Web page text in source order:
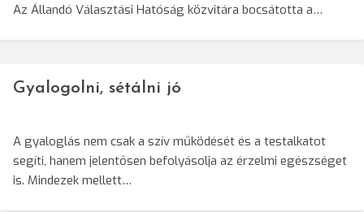
Az Állandó Választási Hatóság közvitára bocsátotta a…
Gyalogolni, sétálni jó
A gyaloglás nem csak a szív működését és a testalkatot
segíti, hanem jelentősen befolyásolja az érzelmi egészséget
is. Mindezek mellett…